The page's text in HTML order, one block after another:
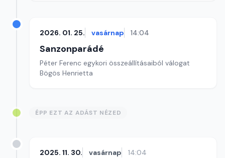
2026. 01. 25. vasárnap 14:04
Sanzonparádé
Péter Ferenc egykori összeállításaiból válogat
Bögös Henrietta
ÉPP EZT AZ ADÁST NÉZED
2025. 11. 30. vasárnap 14:04